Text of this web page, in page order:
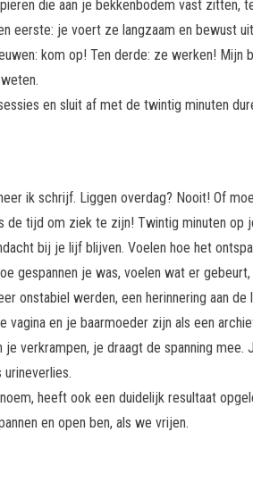
die aan je bekkenbodem vast zitten,
eerste: je voert ze langzaam en bewust
kom op! Ten derde: ze werken! Mijn
en sluit af met de twintig minuten
ik schrijf. Liggen overdag? Nooit! Of
de tijd om ziek te zijn! Twintig minuten op
bij je lijf blijven. Voelen hoe het
gespannen je was, voelen wat er
onstabiel werden, een herinnering aan
vagina en je baarmoeder zijn als een
je verkrampen, je draagt de spanning
heeft ook een duidelijk resultaat
en open ben, als we vrijen.